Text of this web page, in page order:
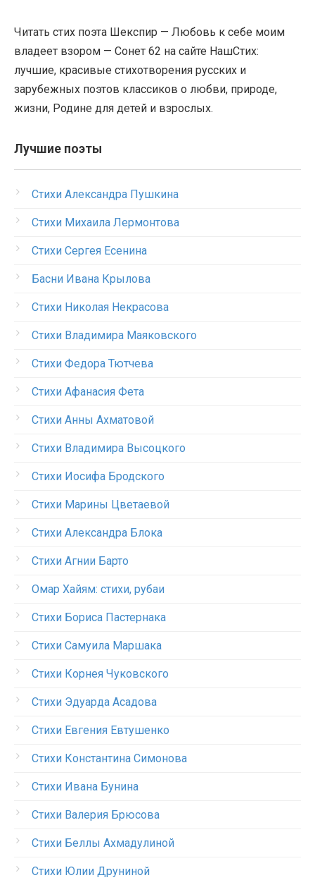
Читать стих поэта Шекспир — Любовь к себе моим
владеет взором — Сонет 62 на сайте НашСтих:
лучшие, красивые стихотворения русских и
зарубежных поэтов классиков о любви, природе,
жизни, Родине для детей и взрослых.
Лучшие поэты
Стихи Александра Пушкина
Стихи Михаила Лермонтова
Стихи Сергея Есенина
Басни Ивана Крылова
Стихи Николая Некрасова
Стихи Владимира Маяковского
Стихи Федора Тютчева
Стихи Афанасия Фета
Стихи Анны Ахматовой
Стихи Владимира Высоцкого
Стихи Иосифа Бродского
Стихи Марины Цветаевой
Стихи Александра Блока
Стихи Агнии Барто
Омар Хайям: стихи, рубаи
Стихи Бориса Пастернака
Стихи Самуила Маршака
Стихи Корнея Чуковского
Стихи Эдуарда Асадова
Стихи Евгения Евтушенко
Стихи Константина Симонова
Стихи Ивана Бунина
Стихи Валерия Брюсова
Стихи Беллы Ахмадулиной
Стихи Юлии Друниной